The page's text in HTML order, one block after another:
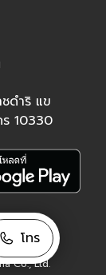
โทร
ดำริ แข
10330
Co., Ltd.